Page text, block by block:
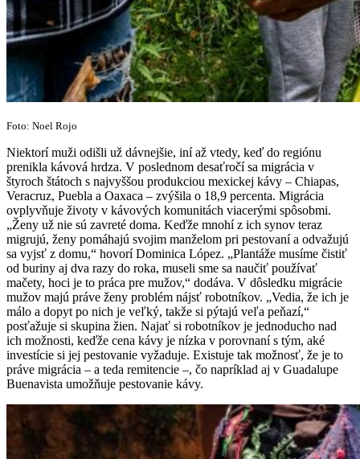
Foto: Noel Rojo
Niektorí muži odišli už dávnejšie, iní až vtedy, keď do regiónu
prenikla kávová hrdza. V poslednom desaťročí sa migrácia v
štyroch štátoch s najvyššou produkciou mexickej kávy – Chiapas,
Veracruz, Puebla a Oaxaca – zvýšila o 18,9 percenta. Migrácia
ovplyvňuje životy v kávových komunitách viacerými spôsobmi.
„Ženy už nie sú zavreté doma. Keďže mnohí z ich synov teraz
migrujú, ženy pomáhajú svojim manželom pri pestovaní a odvažujú
sa vyjsť z domu,“ hovorí Dominica López. „Plantáže musíme čistiť
od buriny aj dva razy do roka, museli sme sa naučiť používať
mačety, hoci je to práca pre mužov,“ dodáva. V dôsledku migrácie
mužov majú práve ženy problém nájsť robotníkov. „Vedia, že ich je
málo a dopyt po nich je veľký, takže si pýtajú veľa peňazí,“
posťažuje si skupina žien. Najať si robotníkov je jednoducho nad
ich možnosti, keďže cena kávy je nízka v porovnaní s tým, aké
investície si jej pestovanie vyžaduje. Existuje tak možnosť, že je to
práve migrácia – a teda remitencie –, čo napríklad aj v Guadalupe
Buenavista umožňuje pestovanie kávy.